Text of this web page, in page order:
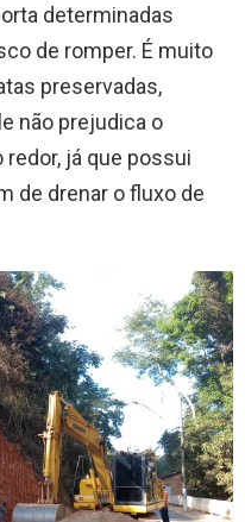
determinadas
de romper. É muito
preservadas,
não prejudica o
já que possui
de drenar o fluxo de